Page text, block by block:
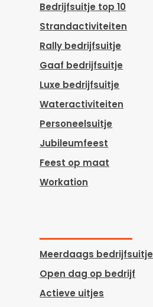
Bedrijfsuitje top 10
Strandactiviteiten
Rally bedrijfsuitje
Gaaf bedrijfsuitje
Luxe bedrijfsuitje
Wateractiviteiten
Personeelsuitje
Jubileumfeest
Feest op maat
Workation
Meerdaags bedrijfsuitje
Open dag op bedrijf
Actieve uitjes